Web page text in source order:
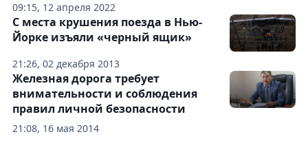
09:15, 12 апреля 2022
21:26, 02 декабря 2013
С места крушения поезда в Нью-
Йорке изъяли «черный ящик»
21:08, 16 мая 2014
Железная дорога требует
внимательности и соблюдения
правил личной безопасности